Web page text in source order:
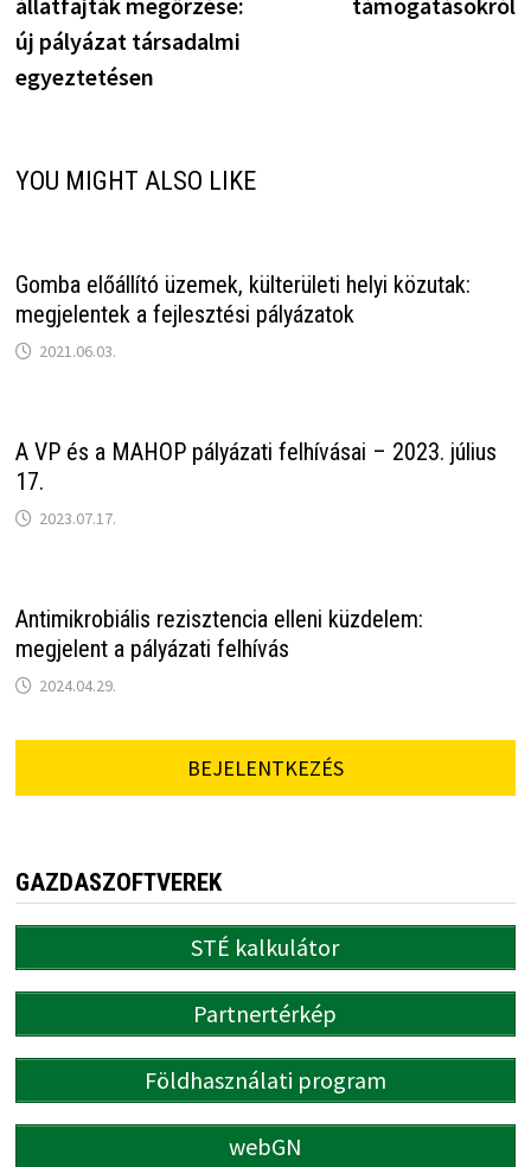
új pályázat társadalmi
egyeztetésen
YOU MIGHT ALSO LIKE
Gomba előállító üzemek, külterületi helyi közutak:
megjelentek a fejlesztési pályázatok
2021.06.03.
A VP és a MAHOP pályázati felhívásai – 2023. július
17.
2023.07.17.
Antimikrobiális rezisztencia elleni küzdelem:
megjelent a pályázati felhívás
2024.04.29.
BEJELENTKEZÉS
GAZDASZOFTVEREK
STÉ kalkulátor
Partnertérkép
Földhasználati program
webGN